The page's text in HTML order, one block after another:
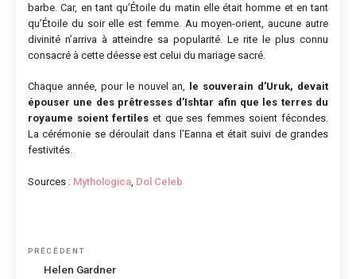
barbe. Car, en tant qu’Étoile du matin elle était homme et en tant
qu’Étoile du soir elle est femme. Au moyen-orient, aucune autre
divinité n’arriva à atteindre sa popularité. Le rite le plus connu
consacré à cette déesse est celui du mariage sacré.
Chaque année, pour le nouvel an,
le souverain d’Uruk, devait
épouser une des prêtresses d’Ishtar afin que les terres du
royaume soient fertileset que ses femmes soient fécondes.
La cérémonie se déroulait dans l’Eanna et était suivi de grandes
festivités.
Sources : Mythologica Dol Celeb
Navigation
Article
précédent
PRÉCÉDENT
Helen Gardner